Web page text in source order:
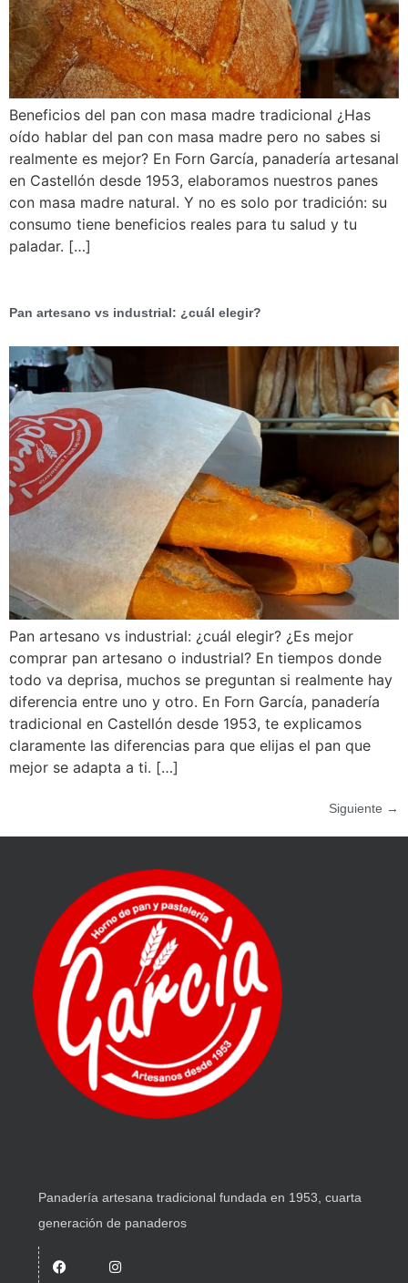
Beneficios del pan con masa madre tradicional ¿Has
oído hablar del pan con masa madre pero no sabes si
realmente es mejor? En Forn García, panadería artesanal
en Castellón desde 1953, elaboramos nuestros panes
con masa madre natural. Y no es solo por tradición: su
consumo tiene beneficios reales para tu salud y tu
paladar. […]
Pan artesano vs industrial: ¿cuál elegir?
Pan artesano vs industrial: ¿cuál elegir? ¿Es mejor
comprar pan artesano o industrial? En tiempos donde
todo va deprisa, muchos se preguntan si realmente hay
diferencia entre uno y otro. En Forn García, panadería
tradicional en Castellón desde 1953, te explicamos
claramente las diferencias para que elijas el pan que
mejor se adapta a ti. […]
Siguiente →
Panadería artesana tradicional fundada en 1953, cuarta
generación de panaderos